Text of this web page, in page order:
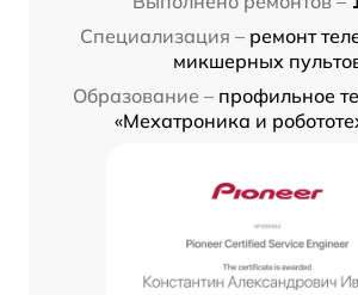
Специализация – ремонт
микшерных
Образование – профильное
«Мехатроника и